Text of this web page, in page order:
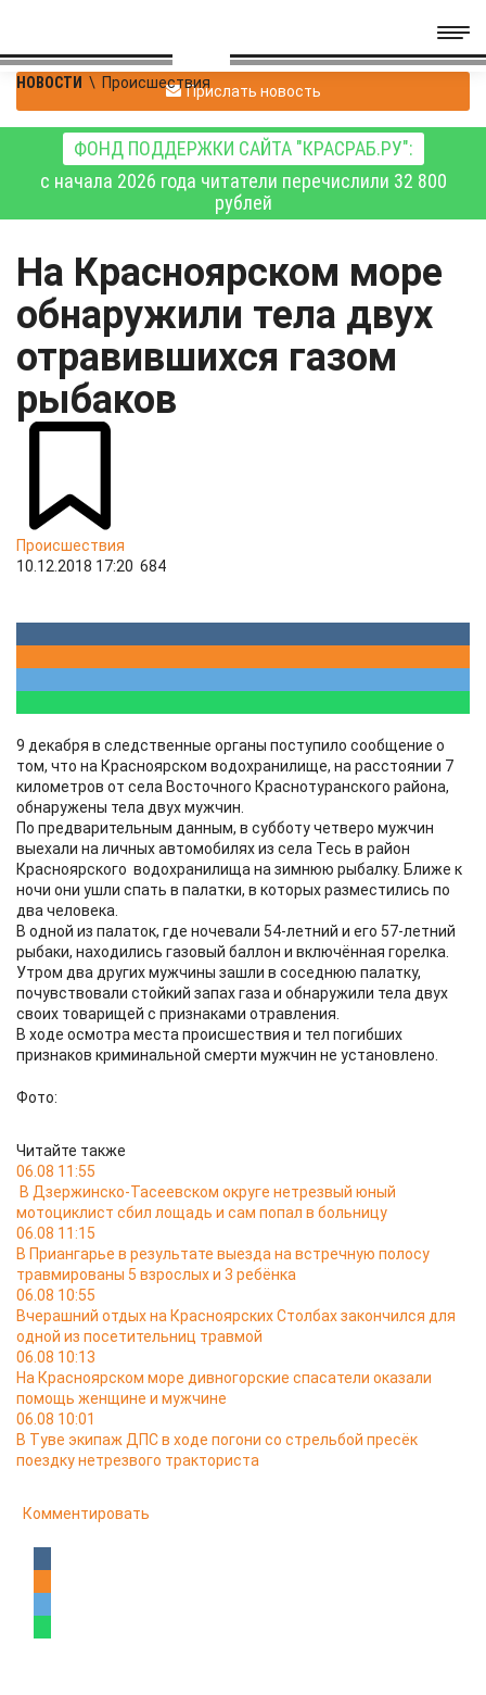
НОВОСТИ \ ПроисшествияПрислать новость
ФОНД ПОДДЕРЖКИ САЙТА "КРАСРАБ.РУ":
с начала 2026 года читатели перечислили 32 800
рублей
На Красноярском море
обнаружили тела двух
отравившихся газом
рыбаков
Происшествия
10.12.2018 17:20 684
9 декабря в следственные органы поступило сообщение о
том, что на Красноярском водохранилище, на расстоянии 7
километров от села Восточного Краснотуранского района,
обнаружены тела двух мужчин.
По предварительным данным, в субботу четверо мужчин
выехали на личных автомобилях из села Тесь в район
Красноярского водохранилища на зимнюю рыбалку. Ближе к
ночи они ушли спать в палатки, в которых разместились по
два человека.
В одной из палаток, где ночевали 54-летний и его 57-летний
рыбаки, находились газовый баллон и включённая горелка.
Утром два других мужчины зашли в соседнюю палатку,
почувствовали стойкий запах газа и обнаружили тела двух
своих товарищей с признаками отравления.
В ходе осмотра места происшествия и тел погибших
признаков криминальной смерти мужчин не установлено.
Фото:
Читайте также
06.08 11:55
В Дзержинско-Тасеевском округе нетрезвый юный
мотоциклист сбил лощадь и сам попал в больницу
06.08 11:15
В Приангарье в результате выезда на встречную полосу
травмированы 5 взрослых и 3 ребёнка
06.08 10:55
Вчерашний отдых на Красноярских Столбах закончился для
одной из посетительниц травмой
06.08 10:13
На Красноярском море дивногорские спасатели оказали
помощь женщине и мужчине
06.08 10:01
В Туве экипаж ДПС в ходе погони со стрельбой пресёк
поездку нетрезвого тракториста
Комментировать